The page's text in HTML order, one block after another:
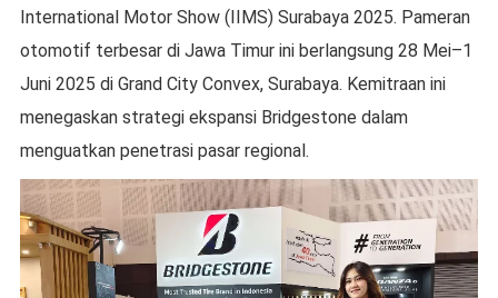
International Motor Show (IIMS) Surabaya 2025. Pameran
otomotif terbesar di Jawa Timur ini berlangsung 28 Mei–1
Juni 2025 di Grand City Convex, Surabaya. Kemitraan ini
menegaskan strategi ekspansi Bridgestone dalam
menguatkan penetrasi pasar regional.